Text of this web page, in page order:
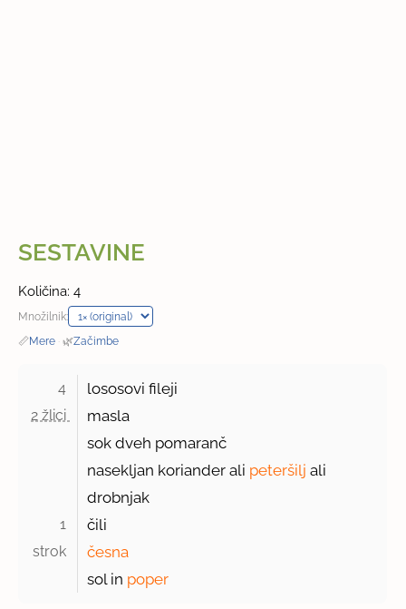
SESTAVINE
Količina: 4
Množilnik:
📏Mere · 🌿Začimbe
4 lososovi fileji
2 žlici
masla
sok dveh pomaranč
nasekljan koriander ali peteršilj ali
drobnjak
1 čili
strok
česna
sol in poper